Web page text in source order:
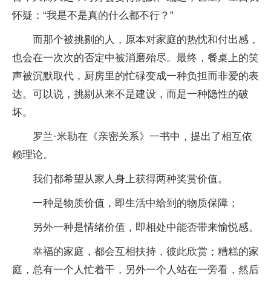
怀疑：“我是不是真的什么都不行？”
而那个被挑剔的人，原本对家庭的热忱和付出感，
也会在一次次的否定中被消磨殆尽。最终，餐桌上的笑
声被沉默取代，厨房里的忙碌变成一种负担而非爱的表
达。可以说，挑剔从来不是建设，而是一种隐性的破
坏。
罗兰·米勒在《亲密关系》一书中，提出了相互依
赖理论。
我们都希望从家人身上获得两种奖赏价值。
一种是物质价值，即生活中给到的物质保障；
另外一种是情绪价值，即相处中能否带来愉悦感。
幸福的家庭，都会互相扶持，彼此欣赏；糟糕的家
庭，总有一个人忙着干，另外一个人站在一旁看，然后